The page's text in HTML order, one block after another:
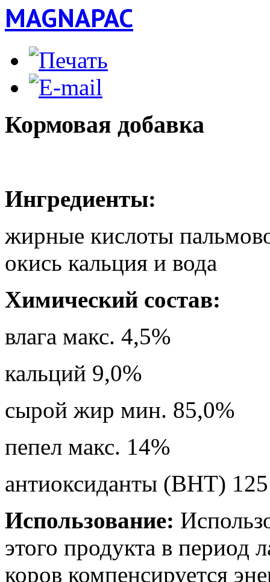
MAGNAPAC
Кормовая добавка
Ингредиенты:
жирные кислоты
окись кальция и вода
Химический состав:
влага макс. 4,5%
кальций 9,0%
сырой жир мин. 85,0%
пепел макс. 14%
антиоксиданты (BHT)
Использование:
этого продукта в период
коров компенсируется